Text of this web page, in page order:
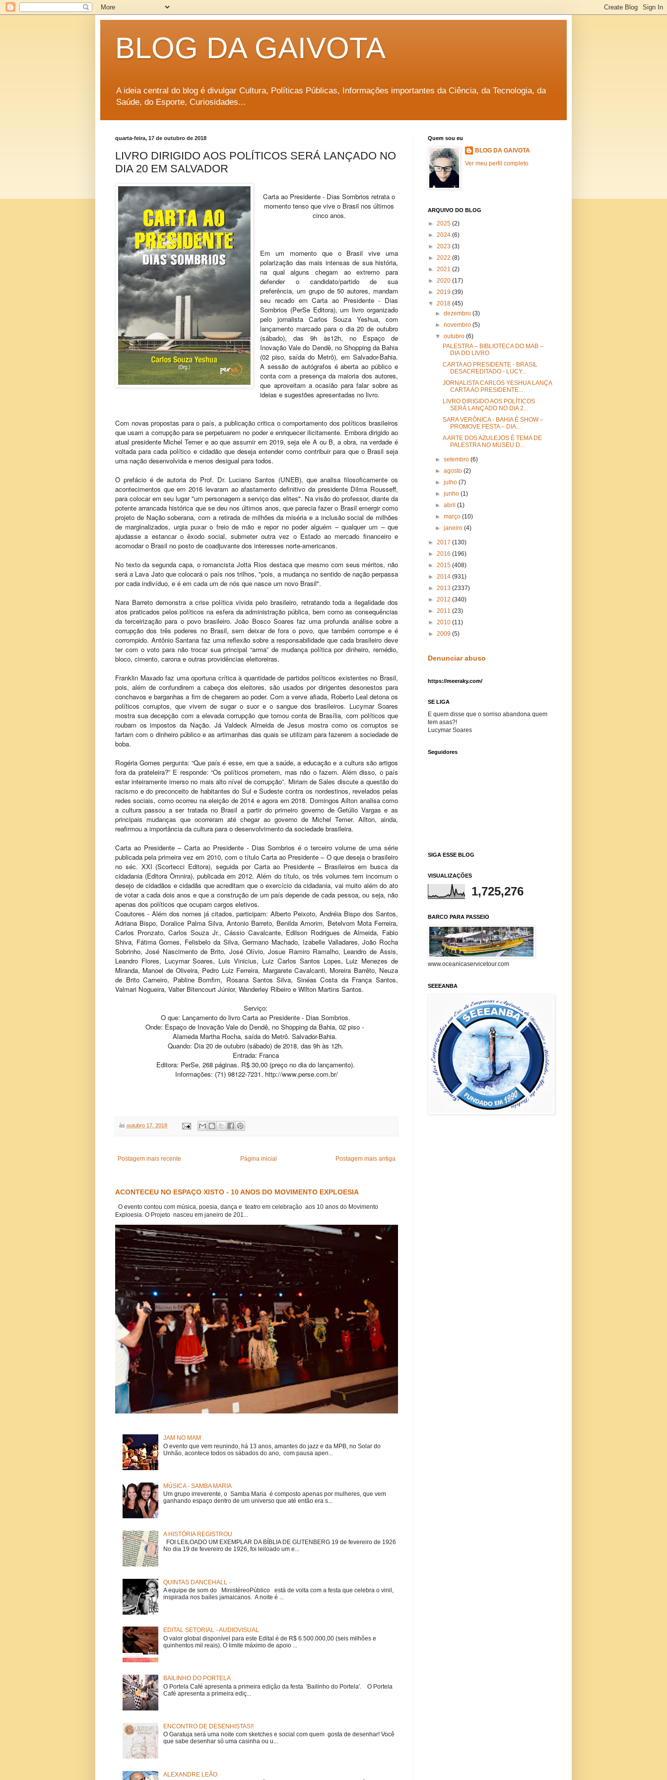
BLOG DA GAIVOTA
A ideia central do blog é divulgar Cultura, Políticas Públicas, Informações importantes da Ciência, da Tecnologia, da
Saúde, do Esporte, Curiosidades...
quarta-feira, 17 de outubro de 2018
LIVRO DIRIGIDO AOS POLÍTICOS SERÁ LANÇADO NO
DIA 20 EM SALVADOR
Carta ao Presidente - Dias Sombrios retrata o
momento tenso que vive o Brasil nos últimos
cinco anos.
Em um momento que o Brasil vive uma
polarização das mais intensas de sua história,
na qual alguns chegam ao extremo para
defender o candidato/partido de sua
preferência, um grupo de 50 autores, mandam
seu recado em Carta ao Presidente - Dias
Sombrios (PerSe Editora), um livro organizado
pelo jornalista Carlos Souza Yeshua, com
lançamento marcado para o dia 20 de outubro
(sábado), das 9h às12h, no Espaço de
Inovação Vale do Dendê, no Shopping da Bahia
(02 piso, saída do Metrô), em Salvador-Bahia.
A sessão de autógrafos é aberta ao público e
conta com a presença da maioria dos autores,
que aproveitam a ocasião para falar sobre as
ideias e sugestões apresentadas no livro.
Com novas propostas para o país, a publicação critica o comportamento dos políticos brasileiros
que usam a corrupção para se perpetuarem no poder e enriquecer ilicitamente. Embora dirigido ao
atual presidente Michel Temer e ao que assumir em 2019, seja ele A ou B, a obra, na verdade é
voltada para cada político e cidadão que deseja entender como contribuir para que o Brasil seja
uma nação desenvolvida e menos desigual para todos.
O prefácio é de autoria do Prof. Dr. Luciano Santos (UNEB), que analisa filosoficamente os
acontecimentos que em 2016 levaram ao afastamento definitivo da presidente Dilma Rousseff,
para colocar em seu lugar "um personagem a serviço das elites". Na visão do professor, diante da
potente arrancada histórica que se deu nos últimos anos, que parecia fazer o Brasil emergir como
projeto de Nação soberana, com a retirada de milhões da miséria e a inclusão social de milhões
de marginalizados, urgia puxar o freio de mão e repor no poder alguém – qualquer um – que
ajudasse a estancar o êxodo social, submeter outra vez o Estado ao mercado financeiro e
acomodar o Brasil no posto de coadjuvante dos interesses norte-americanos.
No texto da segunda capa, o romancista Jotta Rios destaca que mesmo com seus méritos, não
será a Lava Jato que colocará o país nos trilhos, "pois, a mudança no sentido de nação perpassa
por cada indivíduo, e é em cada um de nós que nasce um novo Brasil".
Nara Barreto demonstra a crise política vivida pelo brasileiro, retratando toda a ilegalidade dos
atos praticados pelos políticos na esfera da administração pública, bem como as consequências
da terceirização para o povo brasileiro. João Bosco Soares faz uma profunda análise sobre a
corrupção dos três poderes no Brasil, sem deixar de fora o povo, que também corrompe e é
corrompido. Antônio Santana faz uma reflexão sobre a responsabilidade que cada brasileiro deve
ter com o voto para não trocar sua principal “arma” de mudança política por dinheiro, remédio,
bloco, cimento, carona e outras providências eleitoreiras.
Franklin Maxado faz uma oportuna crítica à quantidade de partidos políticos existentes no Brasil,
pois, além de confundirem a cabeça dos eleitores, são usados por dirigentes desonestos para
conchavos e barganhas a fim de chegarem ao poder. Com a verve afiada, Roberto Leal detona os
políticos corruptos, que vivem de sugar o suor e o sangue dos brasileiros. Lucymar Soares
mostra sua decepção com a elevada corrupção que tomou conta de Brasília, com políticos que
roubam os impostos da Nação. Já Valdeck Almeida de Jesus mostra como os corruptos se
fartam com o dinheiro público e as artimanhas das quais se utilizam para fazerem a sociedade de
boba.
Rogéria Gomes pergunta: “Que país é esse, em que a saúde, a educação e a cultura são artigos
fora da prateleira?” E responde: “Os políticos prometem, mas não o fazem. Além disso, o país
estar inteiramente imerso no mais alto nível de corrupção”. Miriam de Sales discute a questão do
racismo e do preconceito de habitantes do Sul e Sudeste contra os nordestinos, revelados pelas
redes sociais, como ocorreu na eleição de 2014 e agora em 2018. Domingos Ailton analisa como
a cultura passou a ser tratada no Brasil a partir do primeiro governo de Getúlio Vargas e as
principais mudanças que ocorreram até chegar ao governo de Michel Temer. Ailton, ainda,
reafirmou a importância da cultura para o desenvolvimento da sociedade brasileira.
Carta ao Presidente – Carta ao Presidente - Dias Sombrios é o terceiro volume de uma série
publicada pela primeira vez em 2010, com o título Carta ao Presidente – O que deseja o brasileiro
no séc. XXI (Scortecci Editora), seguida por Carta ao Presidente – Brasileiros em busca da
cidadania (Editora Òmnira), publicada em 2012. Além do título, os três volumes tem incomum o
desejo de cidadãos e cidadãs que acreditam que o exercício da cidadania, vai muito além do ato
de votar a cada dois anos e que a construção de um país depende de cada pessoa, ou seja, não
apenas dos políticos que ocupam cargos eletivos.
Coautores - Além dos nomes já citados, participam: Alberto Peixoto, Andréia Bispo dos Santos,
Adriana Bispo, Doralice Palma Silva, Antonio Barreto, Benilda Amorim, Betelvom Mota Ferreira,
Carlos Pronzato, Carlos Souza Jr., Cássio Cavalcante, Edilson Rodrigues de Almeida, Fabio
Shiva, Fátima Gomes, Felisbelo da Silva, Germano Machado, Izabelle Valladares, João Rocha
Sobrinho, José Nascimento de Brito, José Olívio, Josue Ramiro Ramalho, Leandro de Assis,
Leandro Flores, Lucymar Soares, Luis Vinicius, Luiz Carlos Santos Lopes, Luiz Menezes de
Miranda, Manoel de Oliveira, Pedro Luiz Ferreira, Margarete Cavalcanti, Moreira Barrêto, Neuza
de Brito Carneiro, Pabline Bomfim, Rosana Santos Silva, Sinéas Costa da França Santos,
Valmari Nogueira, Valter Bitencourt Júnior, Wanderley Ribeiro e Wilton Martins Santos.
Serviço:
O que: Lançamento do livro Carta ao Presidente - Dias Sombrios.
Onde: Espaço de Inovação Vale do Dendê, no Shopping da Bahia, 02 piso -
Alameda Martha Rocha, saída do Metrô. Salvador-Bahia.
Quando: Dia 20 de outubro (sábado) de 2018, das 9h às 12h.
Entrada: Franca
Editora: PerSe, 268 páginas. R$ 30,00 (preço no dia do lançamento).
Informações: (71) 98122-7231. http://www.perse.com.br/
às outubro 17, 2018
Postagem mais recente Postagem mais antiga
Página inicial
ACONTECEU NO ESPAÇO XISTO - 10 ANOS DO MOVIMENTO EXPLOESIA
O evento contou com música, poesia, dança e teatro em celebração aos 10 anos do Movimento
Exploesia. O Projeto nasceu em janeiro de 201...
JAM NO MAM
O evento que vem reunindo, há 13 anos, amantes do jazz e da MPB, no Solar do
Unhão, acontece todos os sábados do ano, com pausa apen...
MÚSICA - SAMBA MARIA
Um grupo irreverente, o Samba Maria é composto apenas por mulheres, que vem
ganhando espaço dentro de um universo que até então era s...
A HISTÓRIA REGISTROU
FOI LEILOADO UM EXEMPLAR DA BÍBLIA DE GUTENBERG 19 de fevereiro de 1926
No dia 19 de fevereiro de 1926, foi leiloado um e...
QUINTAS DANCEHALL -
A equipe de som do MinistéreoPúblico está de volta com a festa que celebra o vinil,
inspirada nos bailes jamaicanos. A noite é ...
EDITAL SETORIAL - AUDIOVISUAL
O valor global disponível para este Edital é de R$ 6.500.000,00 (seis milhões e
quinhentos mil reais). O limite máximo de apoio ...
BAILINHO DO PORTELA
O Portela Café apresenta a primeira edição da festa 'Bailinho do Portela'. O Portela
Café apresenta a primeira ediç...
ENCONTRO DE DESENHISTAS!!
O Garatuja será uma noite com sketches e social com quem gosta de desenhar! Você
que sabe desenhar só uma casinha ou u...
ALEXANDRE LEÃO
Quem sou eu
BLOG DA GAIVOTA
Ver meu perfil completo
ARQUIVO DO BLOG
► 2025 (2)
► 2024 (6)
► 2023 (3)
► 2022 (8)
► 2021 (2)
► 2020 (17)
► 2019 (39)
▼ 2018 (45)
►dezembro(3)
►novembro(5)
▼outubro(6)
PALESTRA – BIBLIOTECA DO MAB –
DIA DO LIVRO
CARTA AO PRESIDENTE - BRASIL
DESACREDITADO - LUCY...
JORNALISTA CARLOS YESHUA LANÇA
CARTA AO PRESIDENTE...
LIVRO DIRIGIDO AOS POLÍTICOS
SERÁ LANÇADO NO DIA 2...
SARA VERÔNICA - BAHIA É SHOW –
PROMOVE FESTA – DIA...
A ARTE DOS AZULEJOS É TEMA DE
PALESTRA NO MUSEU D...
►setembro(6)
►agosto(2)
►julho(7)
►junho(1)
►abril(1)
►março(10)
►janeiro(4)
► 2017 (130)
► 2016 (196)
► 2015 (408)
► 2014 (931)
► 2013 (2337)
► 2012 (340)
► 2011 (23)
► 2010 (11)
► 2009 (5)
Denunciar abuso
https://meeraky.com/
SE LIGA
E quem disse que o sorriso abandona quem
tem asas?!
Lucymar Soares
Seguidores
SIGA ESSE BLOG
VISUALIZAÇÕES
1,725,276
BARCO PARA PASSEIO
www.oceanicaservicetour.com
SEEEANBA